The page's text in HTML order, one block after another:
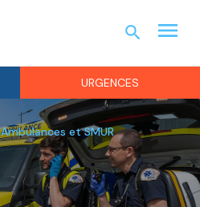
URGENCES
search menu
Ambulances et SMUR